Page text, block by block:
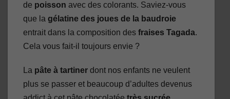
de poisson avec des colorants. Saviez-vous
que la gélatine des joues de la baudroie
entrait dans la composition des fraises Tagada.
Cela vous fait-il toujours envie ?
La pâte à tartiner dont nos enfants ne veulent
plus se passer et beaucoup d’adultes devenus